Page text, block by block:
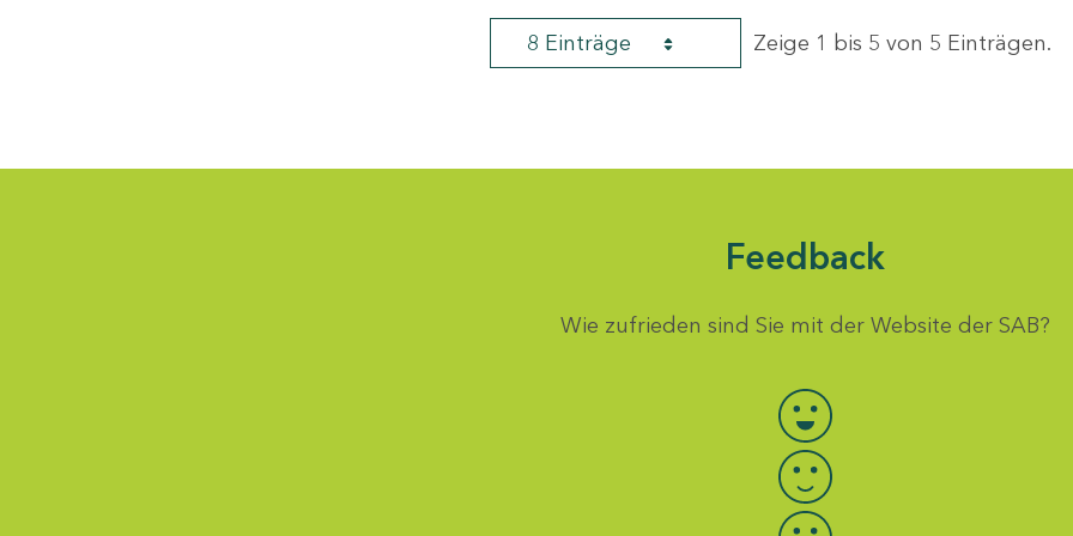
8 Einträge Zeige 1 bis 5 von 5 Einträgen.
Feedback
Wie zufrieden sind Sie mit der Website der SAB?
Bewertung auswählen